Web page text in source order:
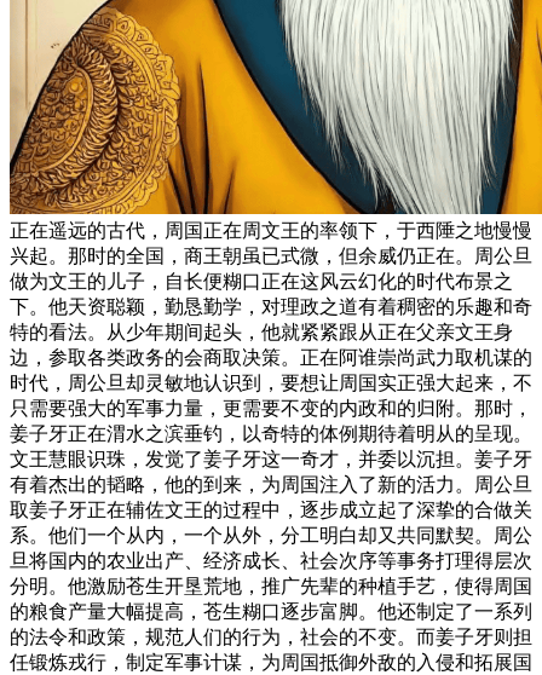
正在遥远的古代，周国正在周文王的率领下，于西陲之地慢慢
兴起。那时的全国，商王朝虽已式微，但余威仍正在。周公旦
做为文王的儿子，自长便糊口正在这风云幻化的时代布景之
下。他天资聪颖，勤恳勤学，对理政之道有着稠密的乐趣和奇
特的看法。从少年期间起头，他就紧紧跟从正在父亲文王身
边，参取各类政务的会商取决策。正在阿谁崇尚武力取机谋的
时代，周公旦却灵敏地认识到，要想让周国实正强大起来，不
只需要强大的军事力量，更需要不变的内政和的归附。那时，
姜子牙正在渭水之滨垂钓，以奇特的体例期待着明从的呈现。
文王慧眼识珠，发觉了姜子牙这一奇才，并委以沉担。姜子牙
有着杰出的韬略，他的到来，为周国注入了新的活力。周公旦
取姜子牙正在辅佐文王的过程中，逐步成立起了深挚的合做关
系。他们一个从内，一个从外，分工明白却又共同默契。周公
旦将国内的农业出产、经济成长、社会次序等事务打理得层次
分明。他激励苍生开垦荒地，推广先辈的种植手艺，使得周国
的粮食产量大幅提高，苍生糊口逐步富脚。他还制定了一系列
的法令和政策，规范人们的行为，社会的不变。而姜子牙则担
任锻炼戎行，制定军事计谋，为周国抵御外敌的入侵和拓展国